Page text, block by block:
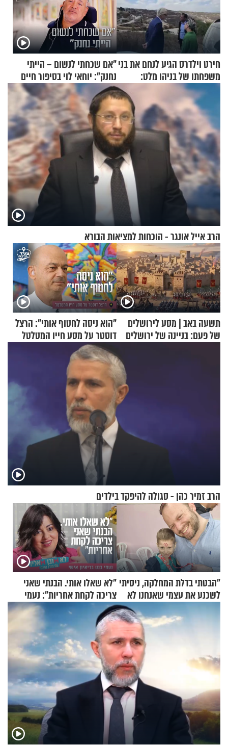
חירט וילדרס הגיע לנחם את בני
משפחתו של בניהו מלט:
"מיליונים באירופה תומכים
"אם שכחתי לנשום – הייתי
נחנק": יוחאי לוי בסיפור חיים
מעורר השראה
הרב אייל אונגר - הוכחות למציאות הבורא
תשעה באב | מסע לירושלים
של פעם: בניינה של ירושלים
"הוא ניסה לחטוף אותי": הרצל
דוסטר על מסע חייו המטלטל
הרב זמיר כהן - סגולה להיפקד בילדים
"הבטתי בדלת המחלקה, ניסיתי
לשכנע את עצמי שאנחנו לא
שייכים לשם"
"לא שאלו אותי. הבנתי שאני
צריכה לקחת אחריות": נעמי
בנט בריאיון אישי